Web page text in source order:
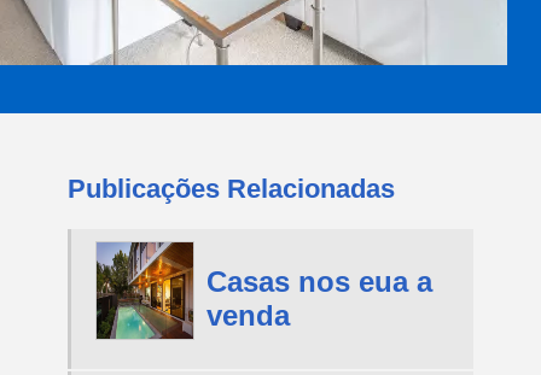
Publicações Relacionadas
Casas nos eua a
venda